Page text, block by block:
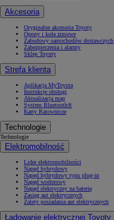
Akcesoria
Oryginalne akcesoria Toyoty
Opony i koła zimowe
Zabudowy samochodów dostawczych
Zabezpieczenia i alarmy
Sklep Toyoty
Strefa klienta
Aplikacja MyToyota
Instrukcje obsługi
Aktualizacja map
System Bluetooth®
Karty Ratownicze
Technologie
Technologie
Elektromobilność
Lider elektromobilności
Napęd hybrydowy
Napęd hybrydowy typu plug-in
Napęd wodorowy
Napęd elektryczny na baterię
Zasięg aut elektrycznych
Zalety posiadania aut elektrycznych
Ładowanie elektrycznej Toyoty